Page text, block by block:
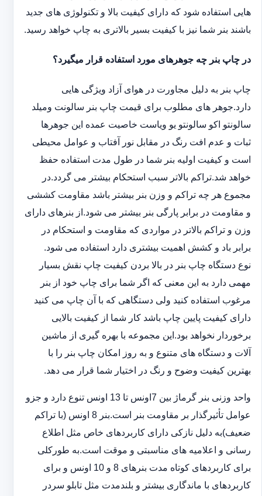
هایی استفاده شود که دارای کیفیت بالا و تکنولوژی های جدید
باشند بنر شما نیز با کیفیت بسیر بالاتری به چاپ خواهد رسید.
در چاپ بنر چه جوهرهای مورد استفاده قرار میگیرد؟
چاپ بنر به دلیل مجاورت در هوای آزاد ویژگی هایی
دارد.جوهر های مطلوب برای قیمت چاپ بنر سالونت ‏و‏‏میلد
سالونت‎و ‎‏اکو سالونت‎‎‏و یو وی‎‏است خاصیت عمده این ‏جوهرها
ثبات و عدم افت رنگ در مقابل نور آفتاب و عوامل محیطی
است و کیفیت اولیه بنر شما در طول مدت استفاده حفظ
خواهد شد.‎تراکم بالاتر سبب استحکام بیشتر می گردد.در
مجموع هر چه تراکم و وزن بنر بیشتر باشد مقاومت کششی
و مقاومت در ‏برابر پارگی بنر بیشتر می شود.از بنرهای دارای
وزن و تراکم بالاتر در مواردی که مقاومت و استحکام در
برابر باد و ‏کشش اهمیت بیشتری دارد استفاده می شود‎.‎
نوع دستگاه چاپ بنر در بالا بردن کیفیت چاپ نقش بسیار
مهمی دارد به این معنی که اگر شما برای چاپ خود از بنر
‏مرغوب استفاده کنید ولی دستگاهی که با آن چاپ می کنید
دارای کیفیت پایین چاپ باشد کار شما از کیفیت بالایی
برخوردار ‏نخواهد بود.این مجموعه با بهره گیری از ماشین
آلات و دستگاه های متنوع و به روز امکان چاپ بنر را با
بهترین کیفیت ‏وضوح و رنگ در اختیار شما قرار می دهد.‏‎
واحد وزنی بنر گرماژ بین ‏‎7‎‏اونس تا 13 اونس تنوع دارد و جزو
عوامل تأثیرگذار بر مقاومت بنر است.بنر 8 اونس (با ‏تراکم
ضعیف)به دلیل نازکی دارای کاربردهای خاص مثل اطلاع
رسانی و اعلامیه های مناسبتی و موقت است.به طورکلی
‏برای کاربردهای کوتاه مدت بنرهای 8 و 10 اونس و برای
کاربردهای با ماندگاری بیشتر و بلندمدت مثل تابلو سردر